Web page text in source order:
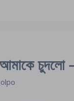
আমাকে চুদলো